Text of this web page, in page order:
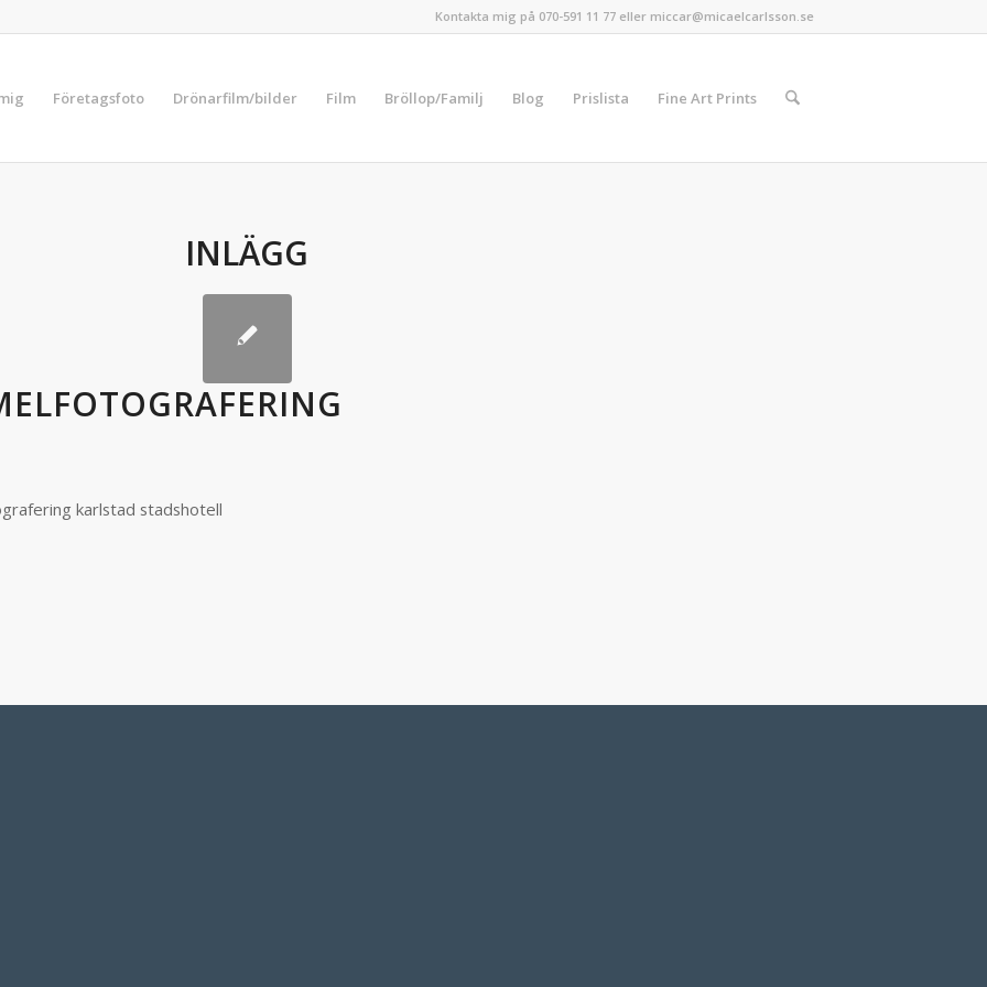
Kontakta mig på 070-591 11 77 eller miccar@micaelcarlsson.se
Företagsfoto Drönarfilm/bilder Film Bröllop/Familj Blog Prislista Fine Art Prints
INLÄGG
karlstad stadshotell